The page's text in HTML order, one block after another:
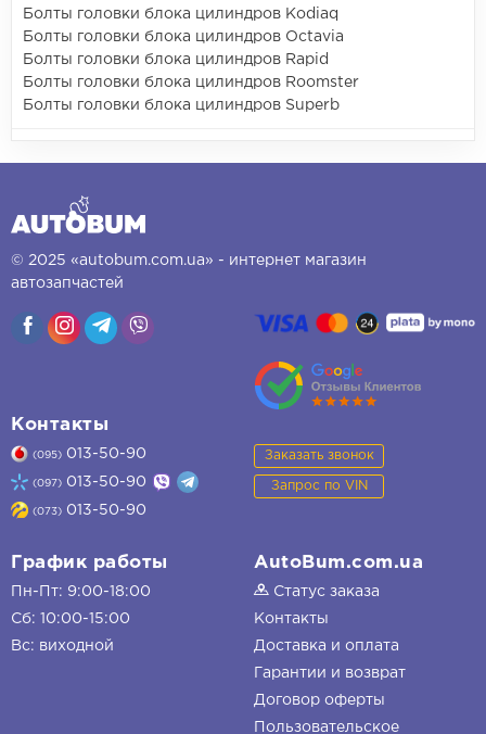
Болты головки блока цилиндров Kodiaq
Болты головки блока цилиндров Octavia
Болты головки блока цилиндров Rapid
Болты головки блока цилиндров Roomster
Болты головки блока цилиндров Superb
© 2025 «autobum.com.ua» - интернет магазин
автозапчастей
Контакты
(095) 013-50-90
(097) 013-50-90
(073) 013-50-90
Заказать звонок
Запрос по VIN
График работы
Пн-Пт: 9:00-18:00
Сб: 10:00-15:00
Вс: виходной
AutoBum.com.ua
Статус заказа
Контакты
Доставка и оплата
Гарантии и возврат
Договор оферты
Пользовательское